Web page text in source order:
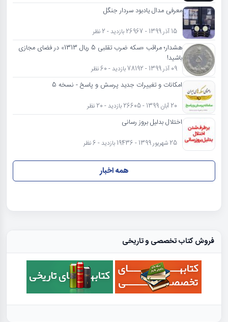
معرفی مدال یادبود سردار جنگل
15 آذر 1399 - 26967 بازدید - 2 نظر
هشدار؛ مراقب «سکه ضرب تقلبی 5 ریال 1313» در فضای مجازی
باشید!
09 آذر 1399 - 78192 بازدید - 60 نظر
امکانات و تغییرات جدید پرسش و پاسخ - نسخه 5
20 آبان 1399 - 26605 بازدید - 20 نظر
اختلال بدلیل بروز رسانی
25 شهریور 1399 - 19436 بازدید - 6 نظر
همه اخبار
فروش کتاب تخصصی و تاریخی